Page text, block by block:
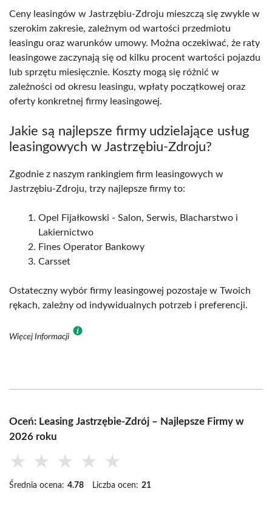
Ceny leasingów w Jastrzębiu-Zdroju mieszczą się zwykle w
szerokim zakresie, zależnym od wartości przedmiotu
leasingu oraz warunków umowy. Można oczekiwać, że raty
leasingowe zaczynają się od kilku procent wartości pojazdu
lub sprzętu miesięcznie. Koszty mogą się różnić w
zależności od okresu leasingu, wpłaty początkowej oraz
oferty konkretnej firmy leasingowej.
Jakie są najlepsze firmy udzielające usług
leasingowych w Jastrzębiu-Zdroju?
Zgodnie z naszym rankingiem firm leasingowych w
Jastrzębiu-Zdroju, trzy najlepsze firmy to:
Opel Fijałkowski - Salon, Serwis, Blacharstwo i
Lakiernictwo
Fines Operator Bankowy
Carsset
Ostateczny wybór firmy leasingowej pozostaje w Twoich
rękach, zależny od indywidualnych potrzeb i preferencji.
Więcej Informacji
Oceń: Leasing Jastrzębie-Zdrój – Najlepsze Firmy w
2026 roku
★ ★ ★ ★ ★
Średnia ocena: 4.78 Liczba ocen: 21